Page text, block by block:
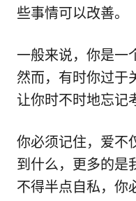
些事情可以改善。
一般来说，你是一
然而，有时你过于
让你时不时地忘记
你必须记住，爱不
到什么，更多的是
不得半点自私，你